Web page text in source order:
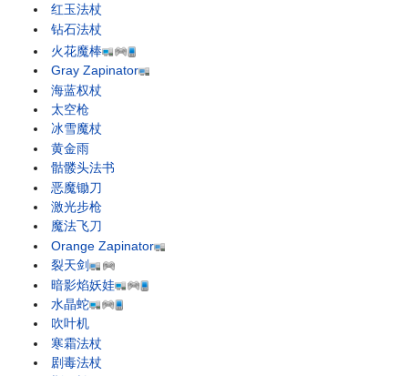
红玉法杖
钻石法杖
火花魔棒
Gray Zapinator
海蓝权杖
太空枪
冰雪魔杖
黄金雨
骷髅头法书
恶魔锄刀
激光步枪
魔法飞刀
Orange Zapinator
裂天剑
暗影焰妖娃
水晶蛇
吹叶机
寒霜法杖
剧毒法杖